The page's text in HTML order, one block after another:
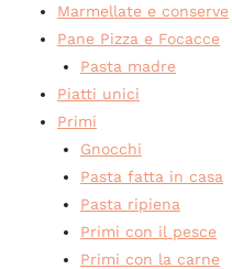
Marmellate e conserve
Pane Pizza e Focacce
Pasta madre
Piatti unici
Primi
Gnocchi
Pasta fatta in casa
Pasta ripiena
Primi con il pesce
Primi con la carne